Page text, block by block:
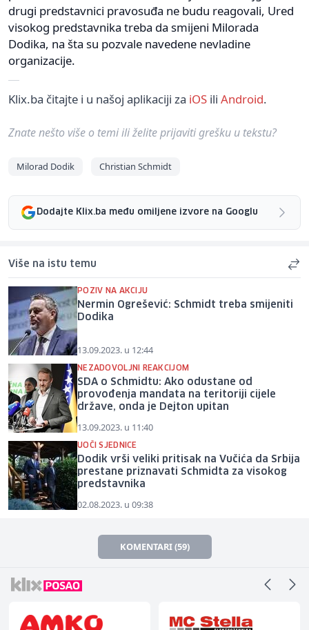
drugi predstavnici pravosuđa ne budu reagovali, Ured
visokog predstavnika treba da smijeni Milorada
Dodika, na šta su pozvale navedene nevladine
organizacije.
Klix.ba čitajte i u našoj aplikaciji za iOS ili Android.
Znate nešto više o temi ili želite prijaviti grešku u tekstu?
Milorad Dodik Christian Schmidt
Dodajte Klix.ba među omiljene izvore na Googlu
Više na istu temu
POZIV NA AKCIJU
Nermin Ogrešević: Schmidt treba smijeniti
Dodika
13.09.2023. u 12:44
NEZADOVOLJNI REAKCIJOM
SDA o Schmidtu: Ako odustane od
provođenja mandata na teritoriji cijele
države, onda je Dejton upitan
13.09.2023. u 11:40
UOČI SJEDNICE
Dodik vrši veliki pritisak na Vučića da Srbija
prestane priznavati Schmidta za visokog
predstavnika
02.08.2023. u 09:38
KOMENTARI (59)